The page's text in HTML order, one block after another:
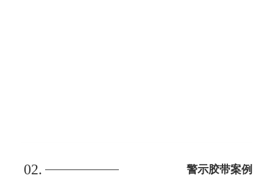
02. 警示胶带案例